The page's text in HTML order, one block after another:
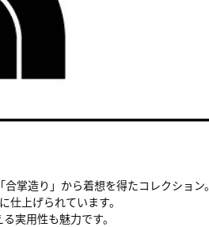
掌造り」から着想を得たコレクション。
上げられています。
実用性も魅力です。